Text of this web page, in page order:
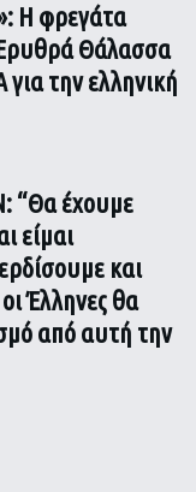
Η φρεγάτα
Θάλασσα
την ελληνική
“Θα έχουμε
είμαι
και
Έλληνες θα
από αυτή την